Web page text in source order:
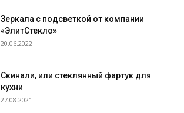
Зеркала с подсветкой от компании
«ЭлитСтекло»
20.06.2022
Скинали, или стеклянный фартук для
кухни
27.08.2021